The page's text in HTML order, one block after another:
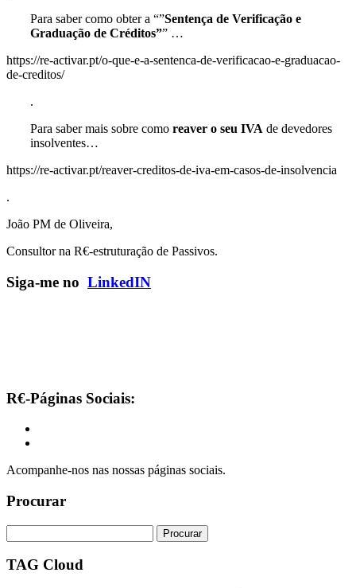
Para saber como obter a “”Sentença de Verificação e
Graduação de Créditos”” …
https://re-activar.pt/o-que-e-a-sentenca-de-verificacao-e-graduacao-
de-creditos/
.
Para saber mais sobre como reaver o seu IVA de devedores
insolventes…
https://re-activar.pt/reaver-creditos-de-iva-em-casos-de-insolvencia
.
João PM de Oliveira,
Consultor na R€-estruturação de Passivos.
Siga-me no LinkedIN
R€-Páginas Sociais:
Acompanhe-nos nas nossas páginas sociais.
Procurar
TAG Cloud